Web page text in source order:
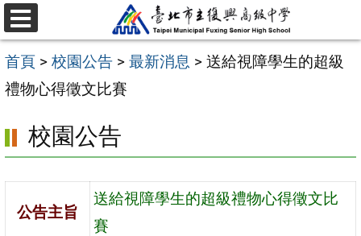
跳
至
主
要
容
區
選
單
首頁 > 校園公告 > 最新消息 > 送給視障學生的超級
禮物心得徵文比賽
校園公告
公告主旨
送給視障學生的超級禮物心得徵文比
賽